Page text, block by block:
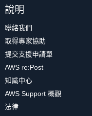
說明
聯絡我們
取得專家協助
提交支援申請單
AWS re:Post
知識中心
AWS Support 概觀
法律